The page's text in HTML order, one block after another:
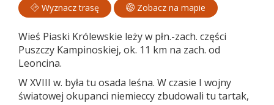
Wyznacz trasę Zobacz na mapie
Wieś Piaski Królewskie leży w płn.-zach. części
Puszczy Kampinoskiej, ok. 11 km na zach. od
Leoncina.
W XVIII w. była tu osada leśna. W czasie I wojny
światowej okupanci niemieccy zbudowali tu tartak,